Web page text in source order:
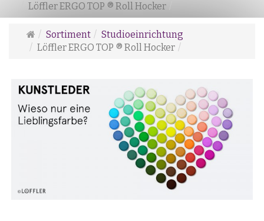
Löffler ERGO TOP ® Roll Hocker
Startseite
Sortiment
Studioeinrichtung
Löffler ERGO TOP ® Roll Hocker